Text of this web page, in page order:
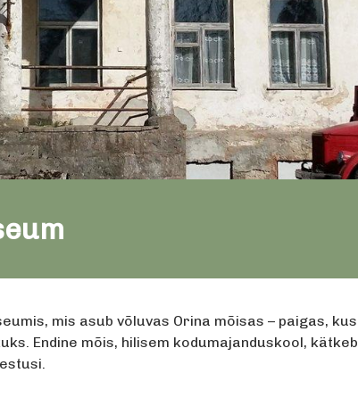
mis asub võluvas Orina mõisas – paigas, kus
Endine mõis, hilisem kodumajanduskool, kätkeb